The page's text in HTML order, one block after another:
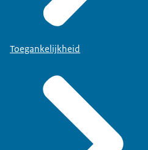
Toegankelijkheid